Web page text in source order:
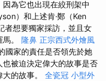
為它也出現在絞刑架中
）和上述肯·鄭（Ken
者想要獨家採訪，並且女
。 隆鼻 正宗西式外燴風
國家的責任是否領先於她
被迫決定偉大的故事是否
的故事。 全瓷冠 小型外